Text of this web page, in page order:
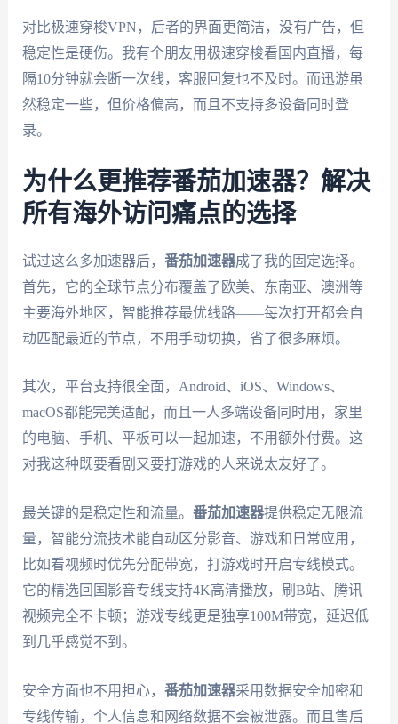
对比极速穿梭VPN，后者的界面更简洁，没有广告，但
稳定性是硬伤。我有个朋友用极速穿梭看国内直播，每
隔10分钟就会断一次线，客服回复也不及时。而迅游虽
然稳定一些，但价格偏高，而且不支持多设备同时登
录。
为什么更推荐番茄加速器？解决
所有海外访问痛点的选择
试过这么多加速器后， 番茄加速器成了我的固定选择。
首先，它的全球节点分布覆盖了欧美、东南亚、澳洲等
主要海外地区，智能推荐最优线路——每次打开都会自
动匹配最近的节点，不用手动切换，省了很多麻烦。
其次，平台支持很全面，Android、iOS、Windows、
macOS都能完美适配，而且一人多端设备同时用，家里
的电脑、手机、平板可以一起加速，不用额外付费。这
对我这种既要看剧又要打游戏的人来说太友好了。
最关键的是稳定性和流量。 番茄加速器提供稳定无限流
量，智能分流技术能自动区分影音、游戏和日常应用，
比如看视频时优先分配带宽，打游戏时开启专线模式。
它的精选回国影音专线支持4K高清播放，刷B站、腾讯
视频完全不卡顿；游戏专线更是独享100M带宽，延迟低
到几乎感觉不到。
安全方面也不用担心， 番茄加速器采用数据安全加密和
专线传输，个人信息和网络数据不会被泄露。而且售后